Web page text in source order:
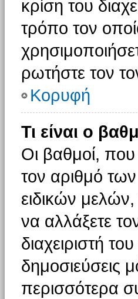
κρίση του
τρόπο τον
ρωτήστε τον
Κορυφή
Τι είναι ο
Οι βαθμοί,
τον αριθμό
ειδικών μελών,
να αλλάξετε
διαχειριστή
δημοσιεύσεις
περισσότερα